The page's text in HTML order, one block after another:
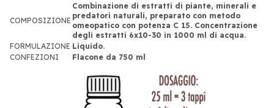
COMPOSIZIONE
Combinazione di estratti di piante, minerali e
predatori naturali, preparato con metodo
omeopatico con potenza C 15. Concentrazione
degli estratti 6x10-30 in 1000 ml di acqua.
FORMULAZIONE Liquido.
CONFEZIONI
Flacone da 750 ml